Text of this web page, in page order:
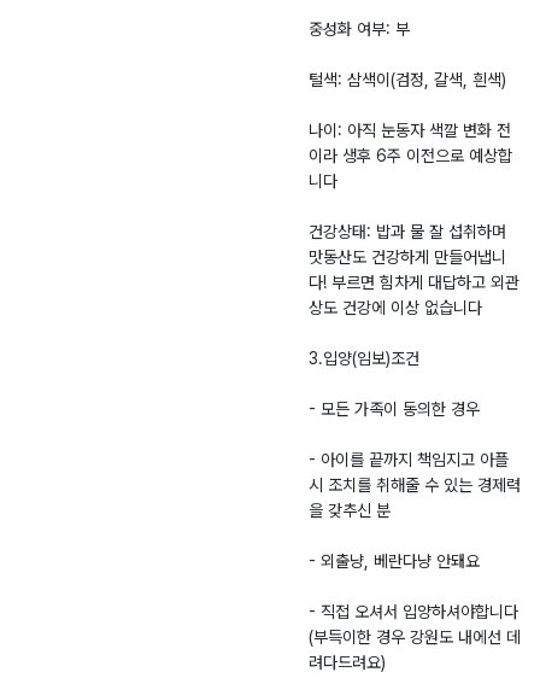
중성화 여부: 부
털색: 삼색이(검정, 갈색, 흰색)
나이: 아직 눈동자 색깔 변화 전
이라 생후 6주 이전으로 예상합
니다
건강상태: 밥과 물 잘 섭취하며
맛동산도 건강하게 만들어냅니
다! 부르면 힘차게 대답하고 외관
상도 건강에 이상 없습니다
3.입양(임보)조건
- 모든 가족이 동의한 경우
- 아이를 끝까지 책임지고 아플
시 조치를 취해줄 수 있는 경제력
을 갖추신 분
- 외출냥, 베란다냥 안돼요
- 직접 오셔서 입양하셔야합니다
(부득이한 경우 강원도 내에선 데
려다드려요)